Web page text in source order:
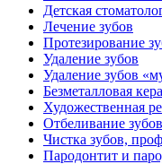
Детская
Лечение зубов
Протезирование
Удаление зубов
Удаление зубов
Безметалловая
Художественная
Отбеливание
Чистка зубов,
Пародонтит и